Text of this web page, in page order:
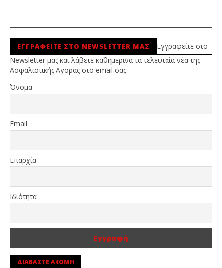
ΕΓΓΡΑΦΕΙΤΕ ΣΤΟ NEWSLETTER ΜΑΣ
Εγγραφείτε στο
Newsletter μας και λάβετε καθημερινά τα τελευταία νέα της
Ασφαλιστικής Αγοράς στο email σας.
Όνομα
Email
Επαρχία
Ιδιότητα
ΔΙΑΒΑΣΤΕ ΑΚΟΜΗ